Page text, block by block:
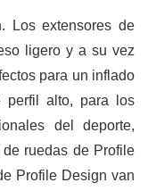
Los extensores de
ligero y a su vez
para un inflado
perfil alto, para los
del deporte,
ruedas de Profile
Profile Design van